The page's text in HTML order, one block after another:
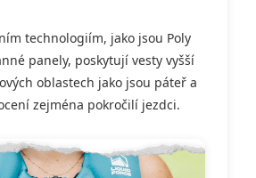
technologiím, jako jsou Poly
panely, poskytují vesty vyšší
oblastech jako jsou páteř a
zejména pokročilí jezdci.